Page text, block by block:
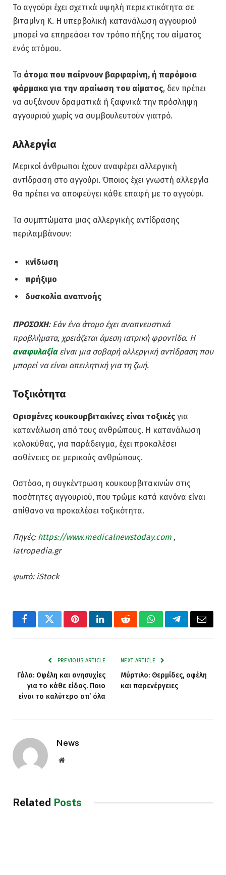
Το αγγούρι έχει σχετικά υψηλή περιεκτικότητα σε
βιταμίνη Κ. Η υπερβολική κατανάλωση αγγουριού
μπορεί να επηρεάσει τον τρόπο πήξης του αίματος
ενός ατόμου.
Τα άτομα που παίρνουν βαρφαρίνη, ή παρόμοια
φάρμακα για την αραίωση του αίματος, δεν πρέπει
να αυξάνουν δραματικά ή ξαφνικά την πρόσληψη
αγγουριού χωρίς να συμβουλευτούν γιατρό.
Αλλεργία
Μερικοί άνθρωποι έχουν αναφέρει αλλεργική
αντίδραση στο αγγούρι. Όποιος έχει γνωστή αλλεργία
θα πρέπει να αποφεύγει κάθε επαφή με το αγγούρι.
Τα συμπτώματα μιας αλλεργικής αντίδρασης
περιλαμβάνουν:
κνίδωση
πρήξιμο
δυσκολία αναπνοής
ΠΡΟΣΟΧΗ: Εάν ένα άτομο έχει αναπνευστικά
προβλήματα, χρειάζεται άμεση ιατρική φροντίδα. Η
αναφυλαξίαείναι μια σοβαρή αλλεργική αντίδραση που
μπορεί να είναι απειλητική για τη ζωή.
Τοξικότητα
Ορισμένες κουκουρβιτακίνες είναι τοξικές για
κατανάλωση από τους ανθρώπους. Η κατανάλωση
κολοκύθας, για παράδειγμα, έχει προκαλέσει
ασθένειες σε μερικούς ανθρώπους.
Ωστόσο, η συγκέντρωση κουκουρβιτακινών στις
ποσότητες αγγουριού, που τρώμε κατά κανόνα είναι
απίθανο να προκαλέσει τοξικότητα.
Πηγές: https://www.medicalnewstoday.com ,
Iatropedia.gr
φωτό: iStock
FacebookTwitterPinterestLinkedInRedditWhatsAppTelegramEmail
PREVIOUS ARTICLE
Γάλα: Οφέλη και ανησυχίες
για το κάθε είδος. Ποιο
είναι το καλύτερο απ’ όλα
NEXT ARTICLE
Μύρτιλο: Θερμίδες, οφέλη
και παρενέργειες
News
Website
Related Posts